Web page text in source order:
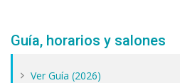
Guía, horarios y salones
Ver Guía (2026)